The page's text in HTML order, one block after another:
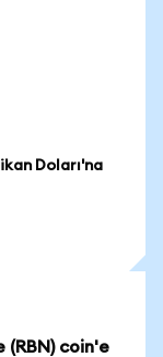
Doları'na
(RBN) coin'e